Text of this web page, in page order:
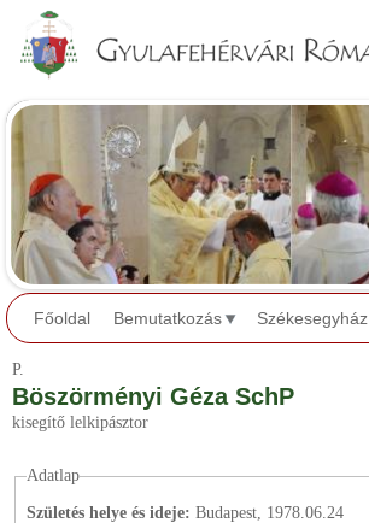
Főoldal Bemutatkozás Székesegyház
P.
Böszörményi Géza SchP
kisegítő lelkipásztor
Adatlap
Születés helye és ideje: Budapest, 1978.06.24